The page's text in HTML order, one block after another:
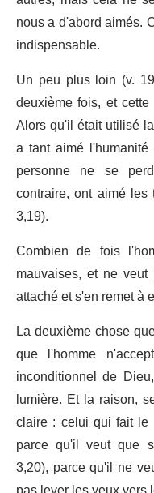
nous a d'abord aimés.
indispensable.
Un peu plus loin (v.
deuxième fois, et
Alors qu'il était utilisé
a tant aimé
personne ne se
contraire, ont aimé
3,19).
Combien de fois
mauvaises, et ne
attaché et s'en remet à
La deuxième chose
que l'homme
inconditionnel de
lumière. Et la raison,
claire : celui qui fait
parce qu'il veut que
3,20), parce qu'il ne